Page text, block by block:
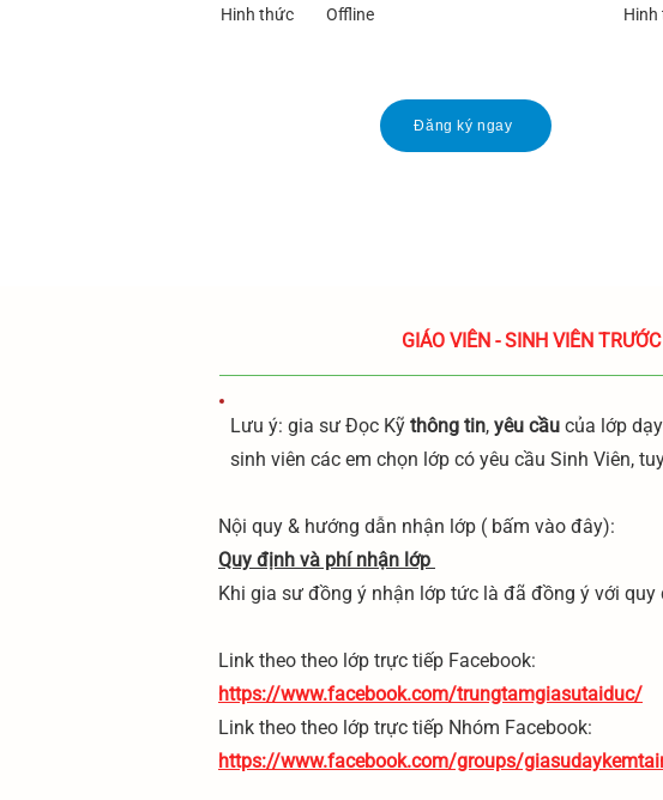
Hinh thức Offline
Đăng ký ngay
Hinh
​GIÁO VIÊN - SINH VIÊN
Lưu ý: gia sư Đọc Kỹ thông tin, yêu cầu của lớp
sinh viên các em chọn lớp có yêu cầu Sinh Viên,
​Nội quy & hướng dẫn nhận lớp ( bấm vào đây):
Quy định và phí nhận lớp
Khi gia sư đồng ý nhận lớp tức là đã đồng ý với
​Link theo theo lớp trực tiếp Facebook:
https://www.facebook.com/trungtamgiasutaiduc/
Link theo theo lớp trực tiếp Nhóm Facebook:
https://www.facebook.com/groups/